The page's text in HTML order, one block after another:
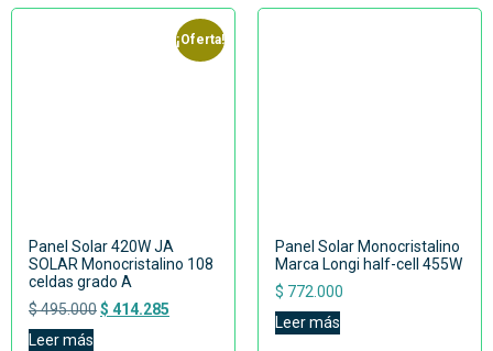
¡Oferta!
Panel Solar 420W JA
SOLAR Monocristalino 108
celdas grado A
$495.000$ 414.285
Leer más
Panel Solar Monocristalino
Marca Longi half-cell 455W
$ 772.000
Leer más